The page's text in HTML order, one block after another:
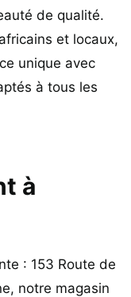
de qualité.
et locaux,
unique avec
à tous les
à
: 153 Route de
notre magasin